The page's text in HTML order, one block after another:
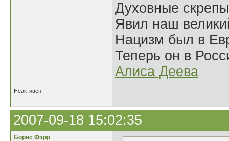
Духовные
Явил наш
Нацизм был в
Теперь он в
Алиса Деева
Неактивен
2007-09-18 15:02:35
Борис Фэрр